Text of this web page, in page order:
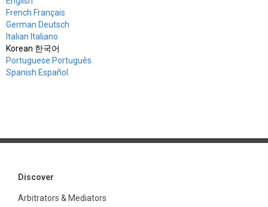
French Français
German Deutsch
Italian Italiano
Korean 한국어
Portuguese Português
Spanish Español
Discover
Arbitrators & Mediators